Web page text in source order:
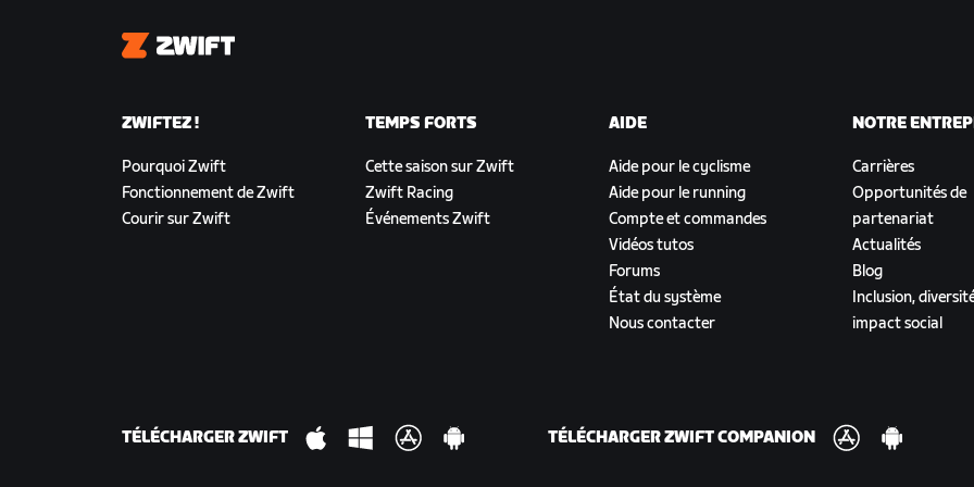
Zwift
ZWIFTEZ !
Pourquoi Zwift
Fonctionnement de Zwift
Courir sur Zwift
TEMPS FORTS
Cette saison sur Zwift
Zwift Racing
Événements Zwift
AIDE
Aide pour le cyclisme
Aide pour le running
Compte et commandes
Vidéos tutos
Forums
État du système
Nous contacter
NOTRE
Carrières
Opportunités de
partenariat
Actualités
Blog
Inclusion,
impact social
TÉLÉCHARGER ZWIFT TÉLÉCHARGER ZWIFT COMPANION